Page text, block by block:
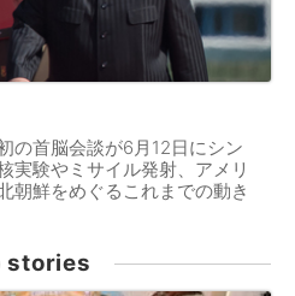
の首脳会談が6月12日にシン
実験やミサイル発射、アメリ
朝鮮をめぐるこれまでの動き
stories